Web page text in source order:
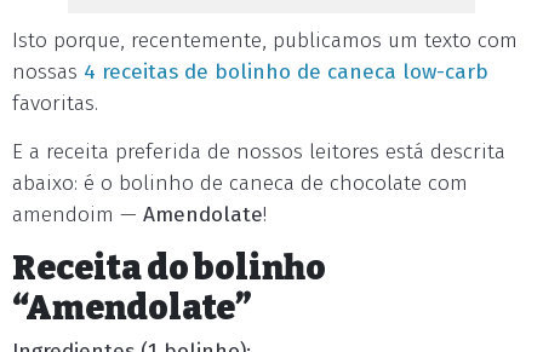
Isto porque, recentemente, publicamos um texto com
nossas 4 receitas de bolinho de caneca low-carb
favoritas.
E a receita preferida de nossos leitores está descrita
abaixo: é o bolinho de caneca de chocolate com
amendoim — Amendolate!
Receita do bolinho
“Amendolate”